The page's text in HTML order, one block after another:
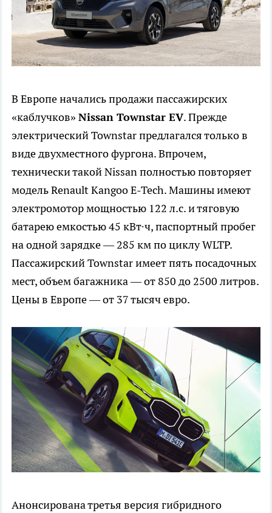
В Европе начались продажи пассажирских
«каблучков» Nissan Townstar EV. Прежде
электрический Townstar предлагался только в
виде двухместного фургона. Впрочем,
технически такой Nissan полностью повторяет
модель Renault Kangoo E-Tech. Машины имеют
электромотор мощностью 122 л.с. и тяговую
батарею емкостью 45 кВт∙ч, паспортный пробег
на одной зарядке — 285 км по циклу WLTP.
Пассажирский Townstar имеет пять посадочных
мест, объем багажника — от 850 до 2500 литров.
Цены в Европе — от 37 тысяч евро.
Анонсирована третья версия гибридного